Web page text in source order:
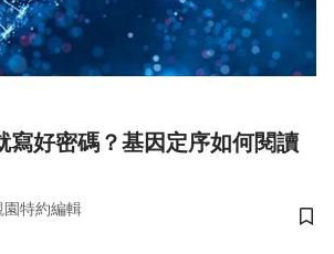
寫好密碼？基因定序如何閱讀
園特約編輯
儲